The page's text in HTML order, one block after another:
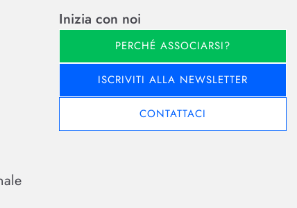
Inizia con noi
PERCHÉ ASSOCIARSI?
ISCRIVITI ALLA NEWSLETTER
CONTATTACI